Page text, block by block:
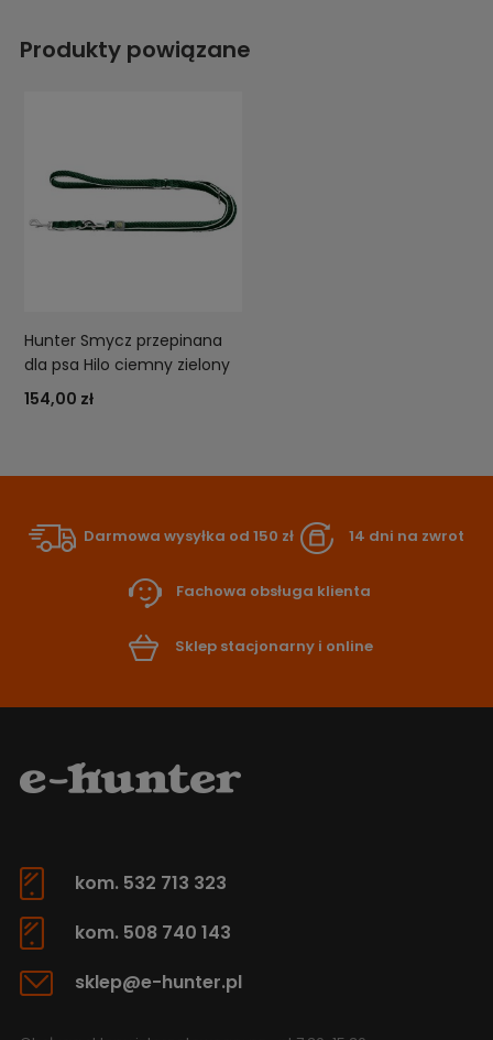
Produkty powiązane
Hunter Smycz przepinana
dla psa Hilo ciemny zielony
154,00 zł
Darmowa wysyłka od 150 zł 14 dni na zwrot
Fachowa obsługa klienta
Sklep stacjonarny i online
kom. 532 713 323
kom. 508 740 143
sklep@e-hunter.pl